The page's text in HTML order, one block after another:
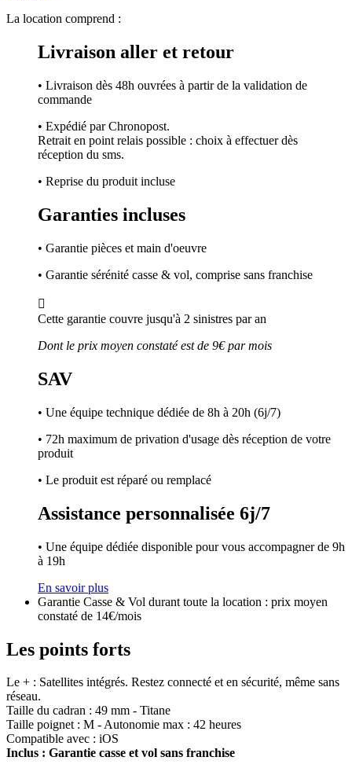
La location comprend :
Livraison aller et retour
• Livraison dès 48h ouvrées à partir de la validation de
commande
• Expédié par Chronopost.
Retrait en point relais possible : choix à effectuer dès
réception du sms.
• Reprise du produit incluse
Garanties incluses
• Garantie pièces et main d'oeuvre
• Garantie sérénité casse & vol, comprise sans franchise

Cette garantie couvre jusqu'à 2 sinistres par an
Dont le prix moyen constaté est de 9€ par mois
SAV
• Une équipe technique dédiée de 8h à 20h (6j/7)
• 72h maximum de privation d'usage dès réception de votre
produit
• Le produit est réparé ou remplacé
Assistance personnalisée 6j/7
• Une équipe dédiée disponible pour vous accompagner de 9h
à 19h
En savoir plus
Garantie Casse & Vol durant toute la location : prix moyen
constaté de 14€/mois
Les points forts
Le + : Satellites intégrés. Restez connecté et en sécurité, même sans
réseau.
Taille du cadran : 49 mm - Titane
Taille poignet : M - Autonomie max : 42 heures
Compatible avec : iOS
Inclus : Garantie casse et vol sans franchise